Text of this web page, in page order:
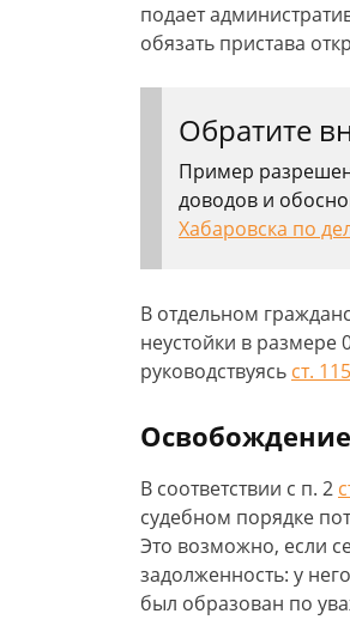
подает
обязать пристава
Обратите
Пример
доводов и
Хабаровска по
В отдельном
неустойки в размере
руководствуясь ст.
В соответствии с п. 2
судебном порядке
Это возможно, если
задолженность: у
был образован по